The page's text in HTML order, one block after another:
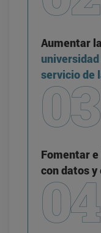
Aumentar
universidad
servicio de
Fomentar
con datos